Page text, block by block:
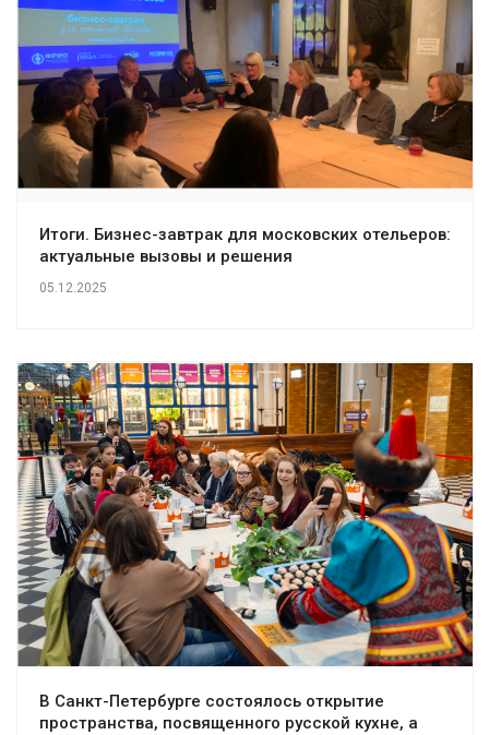
Итоги. Бизнес-завтрак для московских отельеров:
актуальные вызовы и решения
05.12.2025
В Санкт-Петербурге состоялось открытие
пространства, посвященного русской кухне, а